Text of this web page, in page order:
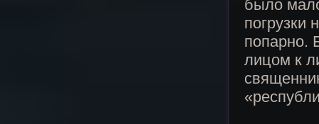
было
погрузки
попарно.
лицом к